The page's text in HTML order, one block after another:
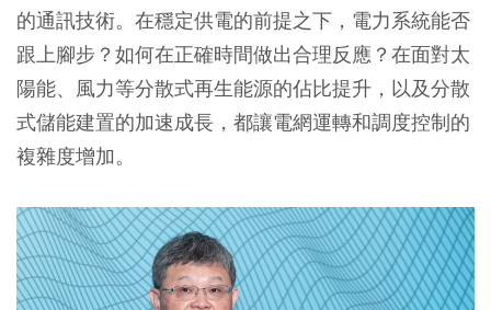
的通訊技術。在穩定供電的前提之下，電力系統能否
跟上腳步？如何在正確時間做出合理反應？在面對太
陽能、風力等分散式再生能源的佔比提升，以及分散
式儲能建置的加速成長，都讓電網運轉和調度控制的
複雜度增加。